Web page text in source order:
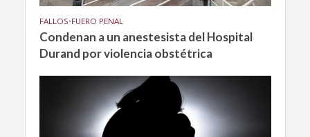
FALLOS•FUERO PENAL
Condenan a un anestesista del Hospital
Durand por violencia obstétrica